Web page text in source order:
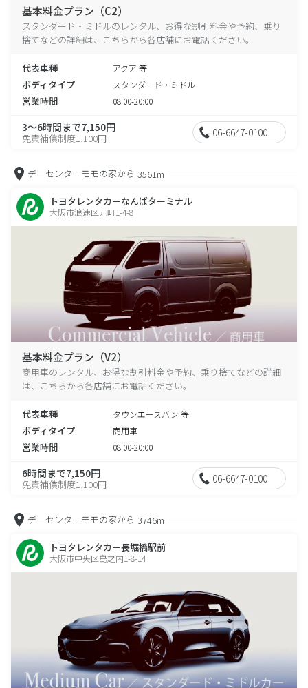
基本料金プラン（C2）
スタンダード・ミドルのレンタル、お得な割引料金や予約、乗り
捨てなどの詳細は、こちらから各店舗にお電話ください。
代表車種 アクア 等
ボディタイプ スタンダード・ミドル
営業時間 08:00-20:00
3～6時間まで7,150円
免責補償制度1,100円 06-6647-0100
デーセンターモモの家から 3561m
トヨタレンタカーなんばターミナル
大阪市浪速区元町1-4-8
基本料金プラン（V2）
商用車のレンタル、お得な割引料金や予約、乗り捨てなどの詳細
は、こちらから各店舗にお電話ください。
代表車種 タウンエースバン 等
ボディタイプ 商用車
営業時間 08:00-20:00
6時間まで7,150円
免責補償制度1,100円 06-6647-0100
デーセンターモモの家から 3746m
トヨタレンタカー長堀橋駅前
大阪市中央区島之内1-8-14